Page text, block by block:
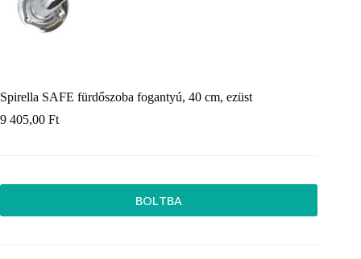
Spirella SAFE fürdőszoba fogantyú, 40 cm, ezüst
9 405,00 Ft
BOLTBA